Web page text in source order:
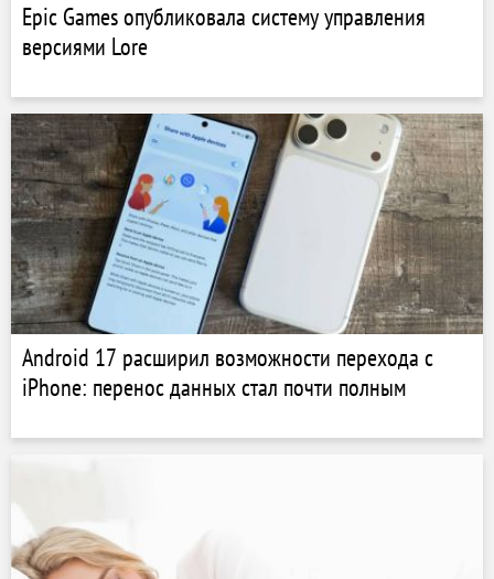
Epic Games опубликовала систему управления
версиями Lore
Android 17 расширил возможности перехода с
iPhone: перенос данных стал почти полным